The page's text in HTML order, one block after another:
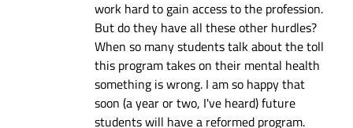
work hard to gain access to the profession.
But do they have all these other hurdles?
When so many students talk about the toll
this program takes on their mental health
something is wrong. I am so happy that
soon (a year or two, I've heard) future
students will have a reformed program.